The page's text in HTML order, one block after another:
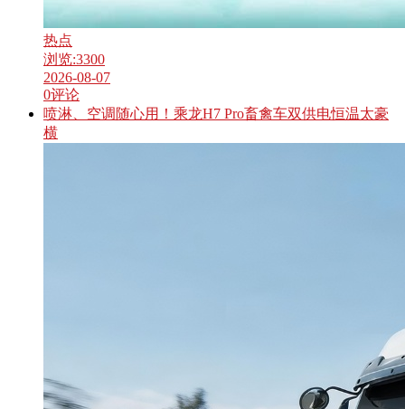
热点
浏览:3300
2026-08-07
0评论
喷淋、空调随心用！乘龙H7 Pro畜禽车双供电恒温太豪
横